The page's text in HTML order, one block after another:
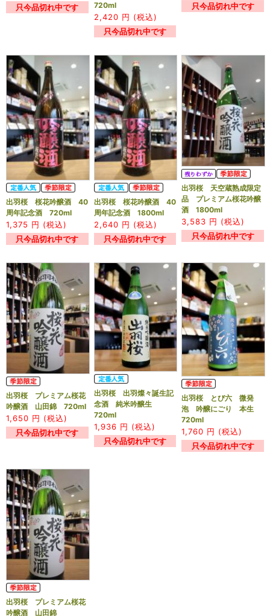
只今品切れ中です
720ml
2,420 円 (税込)
只今品切れ中です
只今品切れ中です
出羽桜 桜花吟醸酒 40
周年記念酒 720ml
1,375 円 (税込)
只今品切れ中です
出羽桜 桜花吟醸酒 40
周年記念酒 1800ml
2,640 円 (税込)
只今品切れ中です
出羽桜 天空蔵熟成限定
品 プレミアム桜花吟醸
酒 1800ml
3,583 円 (税込)
只今品切れ中です
出羽桜 プレミアム桜花
吟醸酒 山田錦 720ml
1,650 円 (税込)
只今品切れ中です
出羽桜 出羽燦々誕生記
念酒 純米吟醸生
720ml
1,936 円 (税込)
只今品切れ中です
出羽桜 とび六 微発
泡 吟醸にごり 本生
720ml
1,760 円 (税込)
只今品切れ中です
出羽桜 プレミアム桜花
吟醸酒 山田錦